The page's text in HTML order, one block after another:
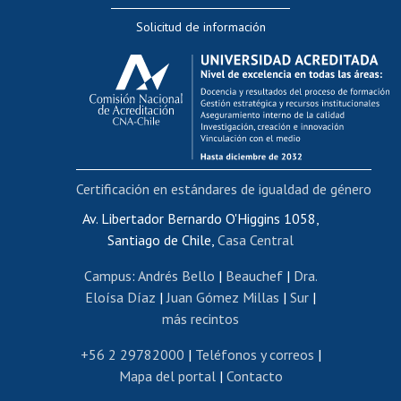
Evaluación docente
Calificación académica
Postulación al AUCAI
Funcionarias/os
Cursos internos de capacitación
Bienestar del personal
Portal de movilidad interna
Certificado de renta
Certificado de renta honorarios
Editar páginas blancas
Extranjeras/os
Revalidación y reconocimiento de títulos
Postulación al Programa de Movilidad Estudiantil
Solicitud de información
Av. Libertador Bernardo O'Higgins 1058,
Santiago de Chile, Casa Central
Campus: Andrés Bello | Beauchef| Dra.
Eloísa Díaz | Juan Gómez Millas | Sur |
más recintos
+56 2 29782000 | Teléfonos y correos |
Mapa del portal| Contacto
Certificación en estándares de igualdad de género